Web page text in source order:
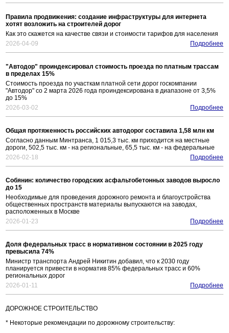
Правила продвижения: создание инфраструктуры для интернета
хотят возложить на строителей дорог
Как это скажется на качестве связи и стоимости тарифов для населения
2026-04-09
Подробнее
"Автодор" проиндексировал стоимость проезда по платным трассам
в пределах 15%
Стоимость проезда по участкам платной сети дорог госкомпании
"Автодор" со 2 марта 2026 года проиндексирована в диапазоне от 3,5%
до 15%
2026-03-02
Подробнее
Общая протяженность российских автодорог составила 1,58 млн км
Согласно данным Минтранса, 1 015,3 тыс. км приходится на местные
дороги, 502,5 тыс. км - на региональные, 65,5 тыс. км - на федеральные
2026-02-18
Подробнее
Собянин: количество городских асфальтобетонных заводов выросло
до 15
Необходимые для проведения дорожного ремонта и благоустройства
общественных пространств материалы выпускаются на заводах,
расположенных в Москве
2026-01-23
Подробнее
Доля федеральных трасс в нормативном состоянии в 2025 году
превысила 74%
Министр транспорта Андрей Никитин добавил, что к 2030 году
планируется привести в норматив 85% федеральных трасс и 60%
региональных дорог
2026-01-11
Подробнее
ДОРОЖНОЕ СТРОИТЕЛЬСТВО
* Некоторые рекомендации по дорожному строительству: